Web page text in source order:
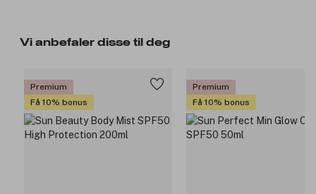
Vi anbefaler disse til deg
Premium
Få 10% bonus
Premium
Få 10% bonus